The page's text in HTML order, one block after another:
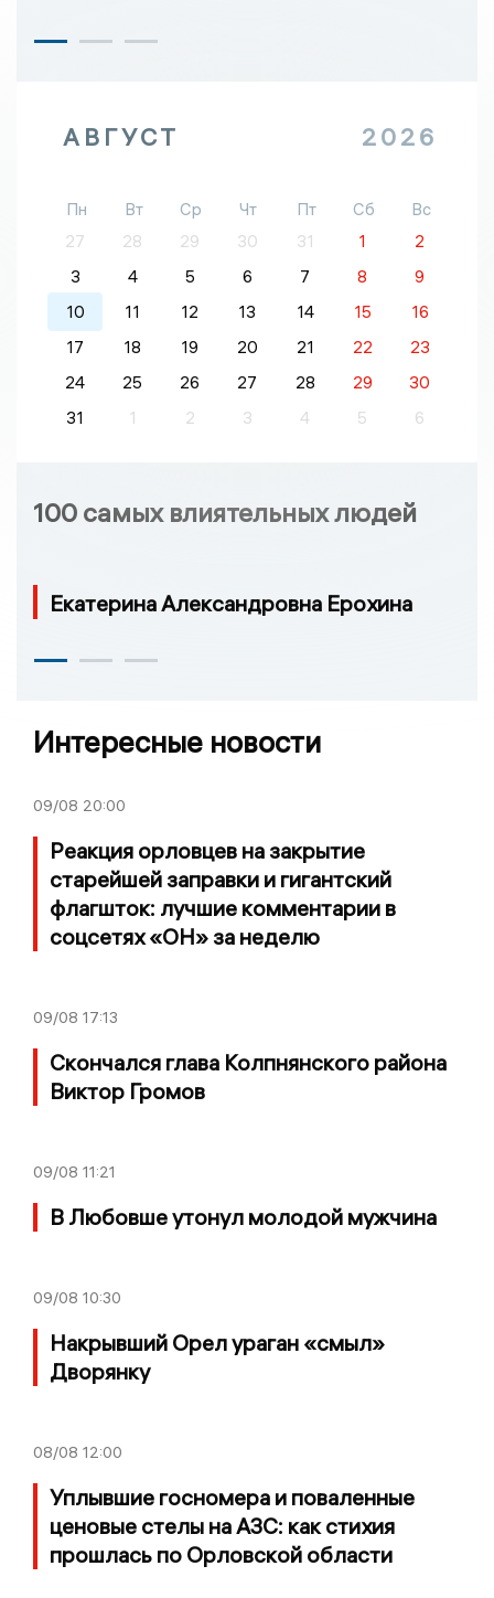
АВГУСТ 2026
Пн Вт Ср Чт Пт Сб
Вс
27
28 29 30 31 1
2
3
4 5 6 7 8
9
10
11 12 13 14 15
16
17
18 19 20 21 22
23
24
25 26 27 28 29
30
31
1 2 3 4 5 6
100 самых влиятельных людей
Екатерина Александровна Ерохина
Интересные новости
09/08 20:00
Реакция орловцев на закрытие
старейшей заправки и гигантский
флагшток: лучшие комментарии в
соцсетях «ОН» за неделю
09/08 17:13
Скончался глава Колпнянского района
Виктор Громов
09/08 11:21
В Любовше утонул молодой мужчина
09/08 10:30
Накрывший Орел ураган «смыл»
Дворянку
08/08 12:00
Уплывшие госномера и поваленные
ценовые стелы на АЗС: как стихия
прошлась по Орловской области